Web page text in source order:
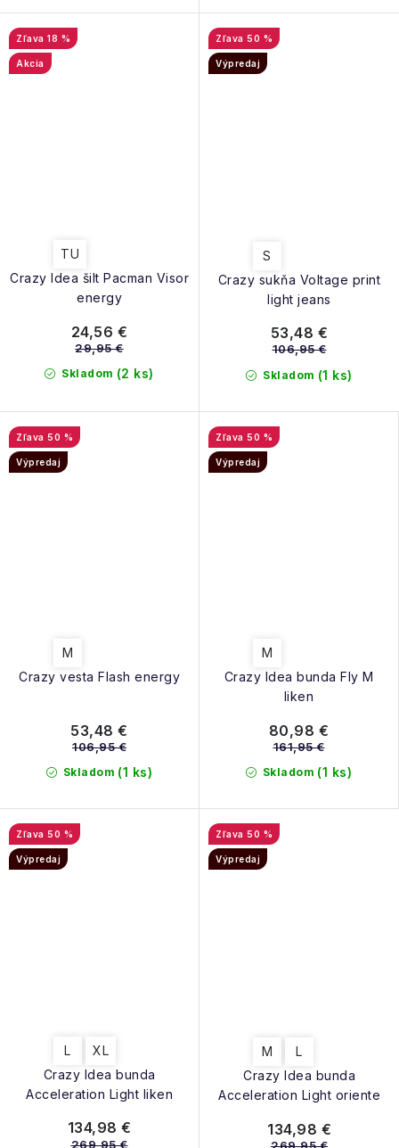
Crazy Idea šilt Pacman Visor
energy
18 %
Akcia
TU
Skladom (2 ks)
24,56 €
29,95 €
Crazy sukňa Voltage print
light jeans
50 %
Výpredaj
S
Skladom (1 ks)
53,48 €
106,95 €
Crazy vesta Flash energy
50 %
Výpredaj
M
Skladom (1 ks)
53,48 €
106,95 €
Crazy Idea bunda Fly M
liken
50 %
Výpredaj
M
Skladom (1 ks)
80,98 €
161,95 €
Crazy Idea bunda
Acceleration Light liken
50 %
Výpredaj
L XL
134,98 €
269,95 €
Crazy Idea bunda
Acceleration Light oriente
50 %
Výpredaj
M L
134,98 €